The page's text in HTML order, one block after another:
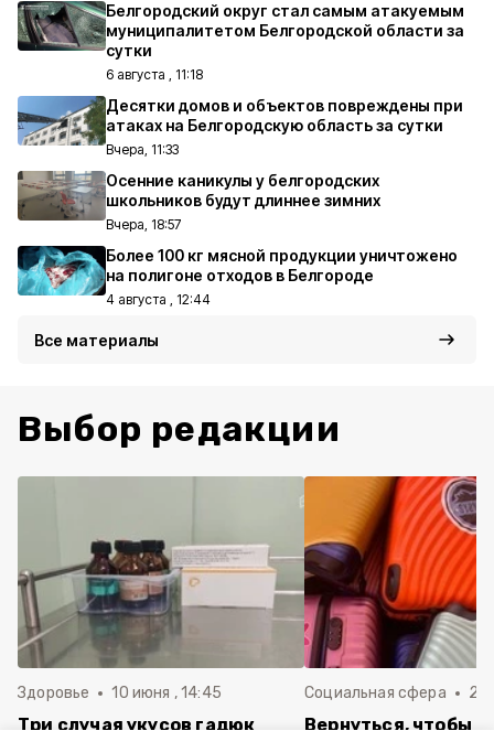
Белгородский округ стал самым атакуемым
муниципалитетом Белгородской области за
сутки
6 августа , 11:18
Десятки домов и объектов повреждены при
атаках на Белгородскую область за сутки
Вчера, 11:33
Осенние каникулы у белгородских
школьников будут длиннее зимних
Вчера, 18:57
Более 100 кг мясной продукции уничтожено
на полигоне отходов в Белгороде
4 августа , 12:44
Все материалы
Выбор редакции
Здоровье 10 июня , 14:45
Три случая укусов гадюк
Социальная сфера 20
Вернуться, чтобы